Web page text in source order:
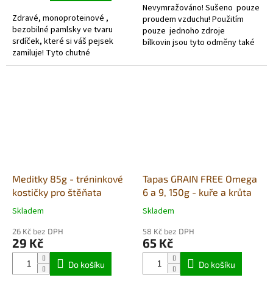
Zdravé, monoproteinové ,
bezobilné pamlsky ve tvaru
srdíček, které si váš pejsek
zamiluje! Tyto chutné
pochoutky obsahují 86 %
hvězdiček.
Nevymražováno! Sušeno pouze
proudem vzduchu! Použitím
pouze jednoho zdroje
bílkovin jsou tyto odměny také
nebo pro eliminační
Meditky 85g - tréninkové
kostičky pro štěňata
Průměrné
produktu
je
Skladem
26 Kč bez DPH
29 Kč
Do košíku
Tapas GRAIN FREE Omega
6 a 9, 150g - kuře a krůta
Průměrné
produktu
je
Skladem
58 Kč bez DPH
65 Kč
Do košíku